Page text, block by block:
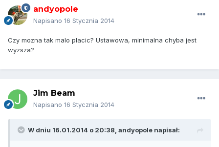
andyopole
Napisano 16 Stycznia 2014
Czy mozna tak malo placic? Ustawowa, minimalna chyba jest
wyzsza?
Jim Beam
Napisano 16 Stycznia 2014
W dniu 16.01.2014 o 20:38, andyopole napisał: